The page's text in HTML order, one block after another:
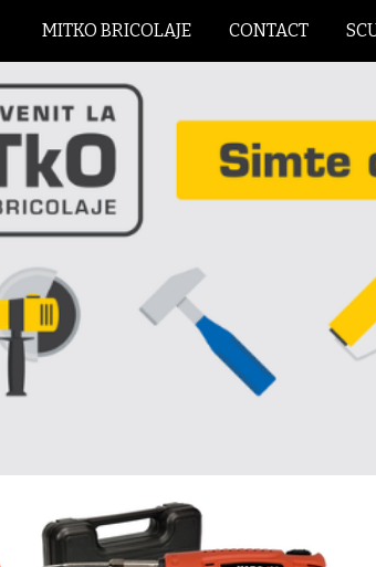
Skip to main content
MITKO BRICOLAJE CONTACT